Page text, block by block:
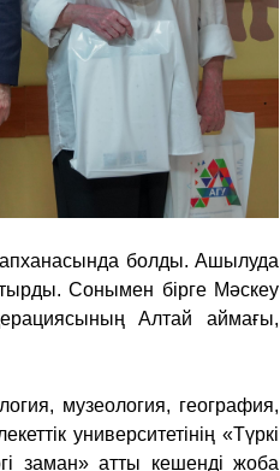
болды. Ашылуда
Сонымен бірге Мәскеу
Алтай аймағы,
музеология, география,
университетінің «Түркі
заман» атты кешенді жоба